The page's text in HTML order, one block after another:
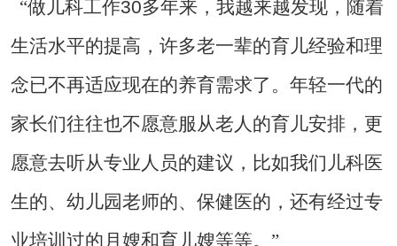
“做儿科工作30多年来，我越来越发现，随着
生活水平的提高，许多老一辈的育儿经验和理
念已不再适应现在的养育需求了。年轻一代的
家长们往往也不愿意服从老人的育儿安排，更
愿意去听从专业人员的建议，比如我们儿科医
生的、幼儿园老师的、保健医的，还有经过专
业培训过的月嫂和育儿嫂等等。”